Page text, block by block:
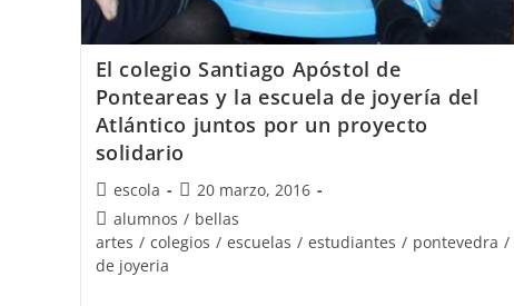
El colegio Santiago Apóstol de
Ponteareas y la escuela de joyería del
Atlántico juntos por un proyecto
solidario
Autor
de
la
entrada:
escola
Publicación
de
la
entrada:
20 marzo, 2016
Categoría
de
la
alumnos / bellas
artes / colegios / escuelas / estudiantes / pontevedra /
de joyeria